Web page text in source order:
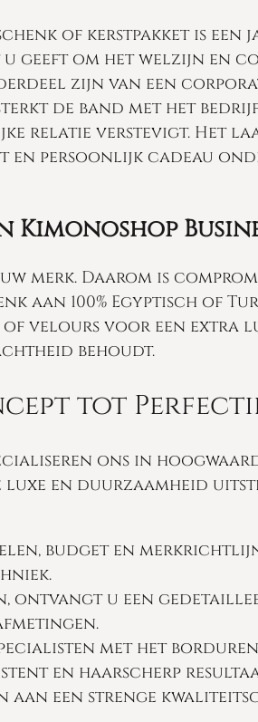
of kerstpakket is
geeft om het welzijn en
zijn van een
de band met het
relatie verstevigt. Het
en persoonlijk cadeau
Kimonoshop
merk. Daarom is
aan 100% Egyptisch of
velours voor een extra
behoudt.
tot
ons in
en duurzaamheid
budget en
ontvangt u een
met het
en haarscherp
aan een strenge